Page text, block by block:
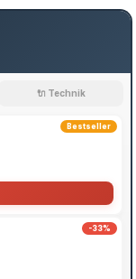
🔌 Technik
Bestseller
-33%